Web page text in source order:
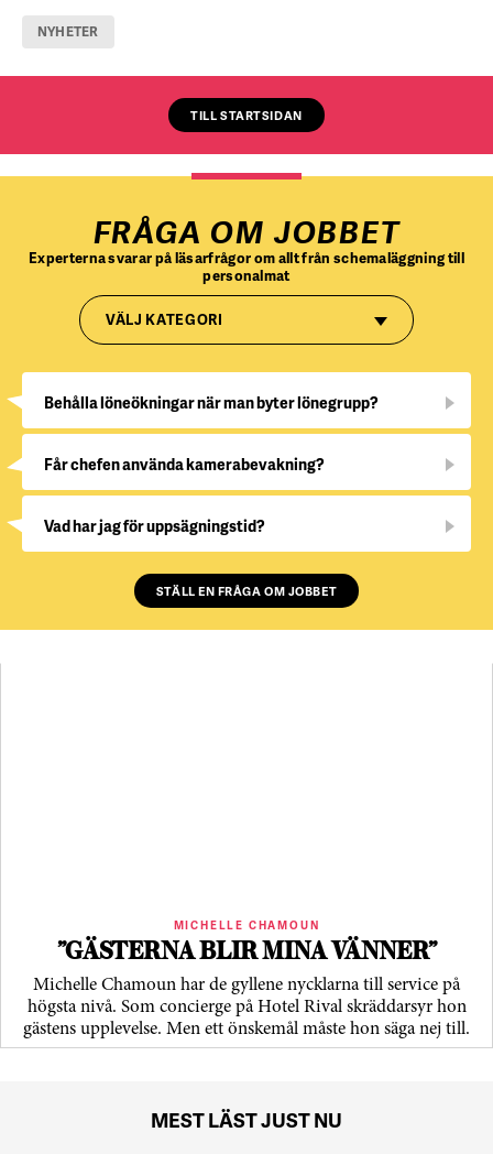
NYHETER
TILL STARTSIDAN
FRÅGA OM JOBBET
Experterna svarar på läsarfrågor om allt från schemaläggning till
personalmat
VÄLJ KATEGORI
Behålla löneökningar när man byter lönegrupp?
Får chefen använda kamerabevakning?
Vad har jag för uppsägningstid?
STÄLL EN FRÅGA OM JOBBET
MICHELLE CHAMOUN
”GÄSTERNA BLIR MINA VÄNNER”
Michelle Chamoun har de gyllene nycklarna till service på
högsta nivå. Som concierge på Hotel Rival skräddarsyr hon
gästens upp­levelse. Men ett önskemål måste hon säga nej till.
MEST LÄST JUST NU